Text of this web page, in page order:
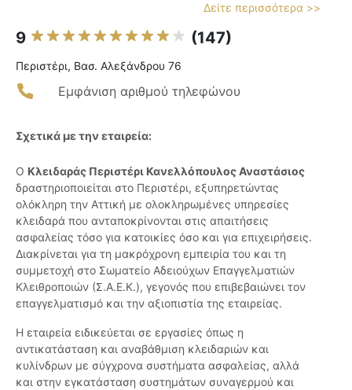
Δείτε περισσότερα >>
9 (147)
Περιστέρι, Βασ. Αλεξάνδρου 76
Εμφάνιση αριθμού τηλεφώνου
Σχετικά με την εταιρεία:
Ο Κλειδαράς Περιστέρι Κανελλόπουλος Αναστάσιος
δραστηριοποιείται στο Περιστέρι, εξυπηρετώντας
ολόκληρη την Αττική με ολοκληρωμένες υπηρεσίες
κλειδαρά που ανταποκρίνονται στις απαιτήσεις
ασφαλείας τόσο για κατοικίες όσο και για επιχειρήσεις.
Διακρίνεται για τη μακρόχρονη εμπειρία του και τη
συμμετοχή στο Σωματείο Αδειούχων Επαγγελματιών
Κλειθροποιών (Σ.Α.Ε.Κ.), γεγονός που επιβεβαιώνει τον
επαγγελματισμό και την αξιοπιστία της εταιρείας.
Η εταιρεία ειδικεύεται σε εργασίες όπως η
αντικατάσταση και αναβάθμιση κλειδαριών και
κυλίνδρων με σύγχρονα συστήματα ασφαλείας, αλλά
και στην εγκατάσταση συστημάτων συναγερμού και